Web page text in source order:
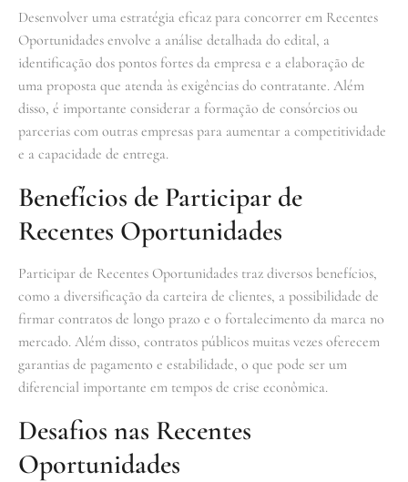
Desenvolver uma estratégia eficaz para concorrer em Recentes
Oportunidades envolve a análise detalhada do edital, a
identificação dos pontos fortes da empresa e a elaboração de
uma proposta que atenda às exigências do contratante. Além
disso, é importante considerar a formação de consórcios ou
parcerias com outras empresas para aumentar a competitividade
e a capacidade de entrega.
Benefícios de Participar de
Recentes Oportunidades
Participar de Recentes Oportunidades traz diversos benefícios,
como a diversificação da carteira de clientes, a possibilidade de
firmar contratos de longo prazo e o fortalecimento da marca no
mercado. Além disso, contratos públicos muitas vezes oferecem
garantias de pagamento e estabilidade, o que pode ser um
diferencial importante em tempos de crise econômica.
Desafios nas Recentes
Oportunidades